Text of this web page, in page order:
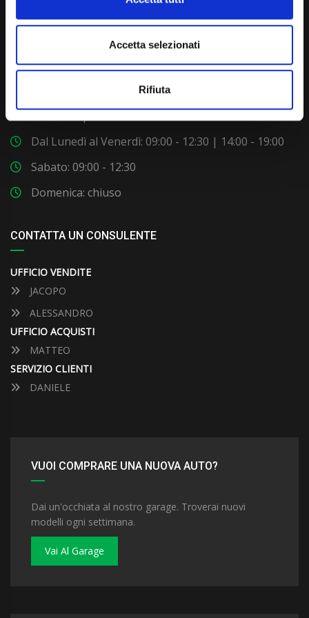
Accetta selezionati
Rifiuta
Via Giuditta Pasta 2, Como (CO) 22100
Dal Lunedì al Venerdì: 09:00 - 12:30 | 14:00 - 19:00
Sabato: 09:00 - 12:30
Domenica: chiuso
CONTATTA UN CONSULENTE
UFFICIO VENDITE
JACOPO
ALESSANDRO
UFFICIO ACQUISTI
MATTEO
SERVIZIO CLIENTI
DANIELE
VUOI COMPRARE UNA NUOVA AUTO?
Dai un'occhiata al nostro garage. Troverai nuovi
modelli ogni settimana.
Vai Al Garage